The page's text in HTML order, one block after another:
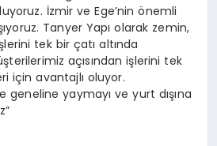
İzmir ve Ege’nin önemli
Tanyer Yapı olarak zemin,
tek bir çatı altında
açısından işlerini tek
için avantajlı oluyor.
geneline yaymayı ve yurt dışına